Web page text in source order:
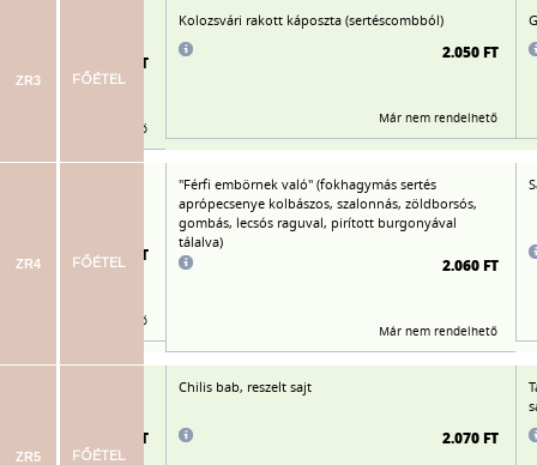
ZR3 FŐÉTEL
2.130 FT
Már nem rendelhető
Kolozsvári rakott káposzta (sertéscombból)
2.050 FT
Már nem rendelhető
ZR4 FŐÉTEL
2.110 FT
Már nem rendelhető
"Férfi embörnek való" (fokhagymás sertés
aprópecsenye kolbászos, szalonnás, zöldborsós,
gombás, lecsós raguval, pirított burgonyával
tálalva)
2.060 FT
Már nem rendelhető
ZR5 FŐÉTEL
2.095 FT
Chilis bab, reszelt sajt
2.070 FT